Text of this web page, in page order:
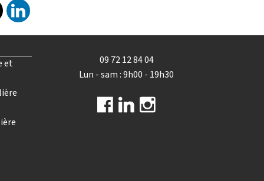
et
09 72 12 84 04
Lun - sam : 9h00 - 19h30